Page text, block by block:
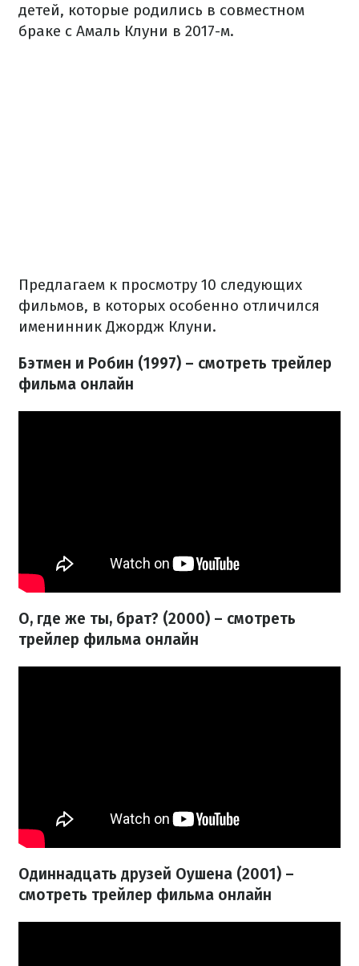
детей, которые родились в совместном
браке с Амаль Клуни в 2017-м.
Предлагаем к просмотру 10 следующих
фильмов, в которых особенно отличился
именинник Джордж Клуни.
Бэтмен и Робин (1997) – смотреть трейлер
фильма онлайн
О, где же ты, брат? (2000) – смотреть
трейлер фильма онлайн
Одиннадцать друзей Оушена (2001) –
смотреть трейлер фильма онлайн